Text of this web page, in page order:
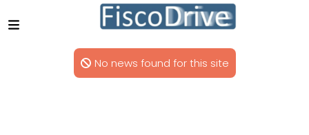
No news found for this site